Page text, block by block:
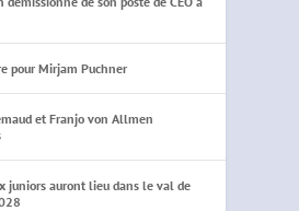
pour Mirjam Puchner
et Franjo von Allmen
juniors auront lieu dans le val de